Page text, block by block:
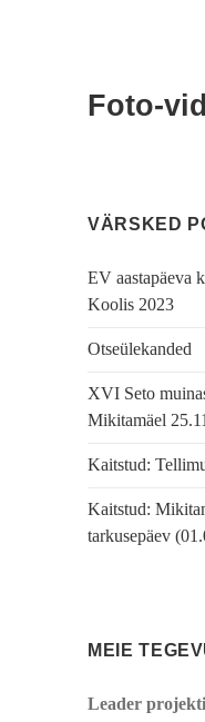
Foto-
VÄRSKED
EV aastapäeva
Koolis 2023
Otseülekanded
XVI Seto
Mikitamäel
Kaitstud:
Kaitstud:
tarkusepäev
MEIE
Leader